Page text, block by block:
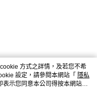
方式之詳情，及若您不希
設定，請參閱本網站「 隱私
表示您同意本公司得按本網站使